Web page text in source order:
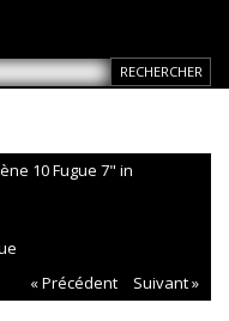
10 Fugue 7" in
« Précédent
Suivant »